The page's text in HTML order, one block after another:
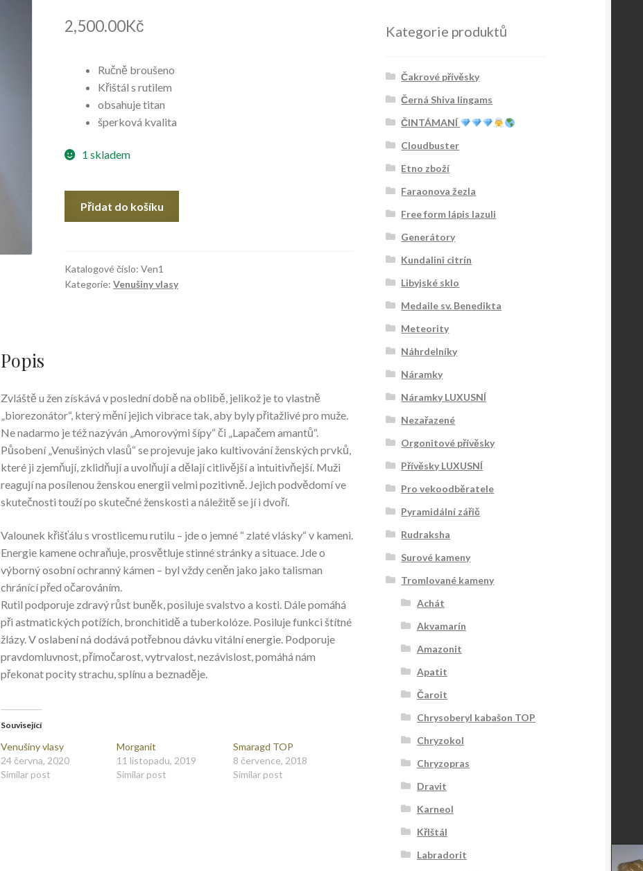
2,500.00Kč
Ručně broušeno
Křištál s rutilem
obsahuje titan
šperková kvalita
1 skladem
Venušiny
Přidat do košíku
Katalogové číslo:Ven1
Kategorie:Venušiny vlasy
Popis
Zvláště u žen získává v poslední době na oblibě, jelikož je to vlastně
„biorezonátor“, který mění jejich vibrace tak, aby byly přitažlivé pro muže.
Ne nadarmo je též nazýván „Amorovými šípy“ či „Lapačem amantů“.
Působení „Venušiných vlasů“ se projevuje jako kultivování ženských prvků,
které ji zjemňují, zklidňují a uvolňují a dělají citlivější a intuitivňejší. Muži
reagují na posílenou ženskou energii velmi pozitivně. Jejich podvědomí ve
skutečnosti touží po skutečné ženskosti a náležitě se jí i dvoří.
Valounek křišťálu s vrostlicemu rutilu – jde o jemné “ zlaté vlásky“ v kameni.
Energie kamene ochraňuje, prosvětluje stinné stránky a situace. Jde o
výborný osobní ochranný kámen – byl vždy ceněn jako jako talisman
chránící před očarováním.
Rutil podporuje zdravý růst buněk, posiluje svalstvo a kosti. Dále pomáhá
při astmatických potížích, bronchitidě a tuberkolóze. Posiluje funkci štítné
žlázy. V oslabení ná dodává potřebnou dávku vitální energie. Podporuje
pravdomluvnost, přímočarost, vytrvalost, nezávislost, pomáhá nám
překonat pocity strachu, splínu a beznaděje.
Související
Venušiny vlasy
24 června, 2020
Similar post
Morganit
11 listopadu, 2019
Similar post
Smaragd TOP
8 července, 2018
Similar post
Kategorie produktů
Čakrové přívěsky
Černá Shiva lingams
ČINTÁMANÍ
Cloudbuster
Etno zboží
Faraonova žezla
Free form lápis lazuli
Generátory
Kundalini citrín
Libyjské sklo
Medaile sv. Benedikta
Meteority
Náhrdelníky
Náramky
Náramky LUXUSNÍ
Nezařazené
Orgonitové přívěsky
Přívěsky LUXUSNÍ
Pro vekoodběratele
Pyramidální zářič
Rudraksha
Surové kameny
Tromlované kameny
Achát
Akvamarín
Amazonit
Apatit
Čaroit
Chrysoberyl kabašon TOP
Chryzokol
Chryzopras
Dravit
Karneol
KřIštál
Labradorit